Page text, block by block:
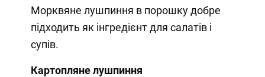
Морквяне лушпиння в порошку добре
підходить як інгредієнт для салатів і
супів.
Картопляне лушпиння